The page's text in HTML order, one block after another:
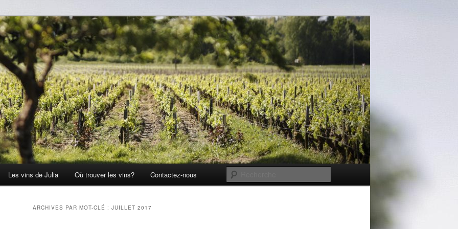
Les vins de Julia Où trouver les vins? Contactez-nous
ARCHIVES PAR MOT-CLÉ : JUILLET 2017